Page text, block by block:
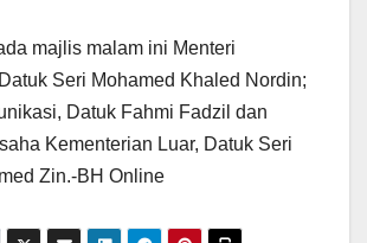
majlis malam ini Menteri
Seri Mohamed Khaled Nordin;
Datuk Fahmi Fadzil dan
Kementerian Luar, Datuk Seri
Zin.-BH Online